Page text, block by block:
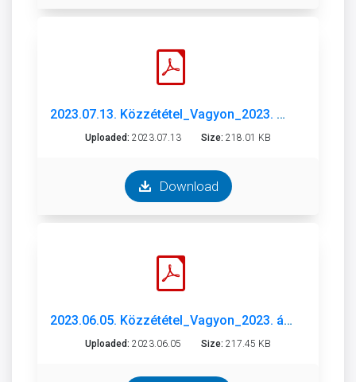
2023.07.13. Közzététel_Vagyon_2023. május.pdf
Uploaded: 2023.07.13 Size: 218.01 KB
Download
2023.06.05. Közzététel_Vagyon_2023. április.pdf
Uploaded: 2023.06.05 Size: 217.45 KB